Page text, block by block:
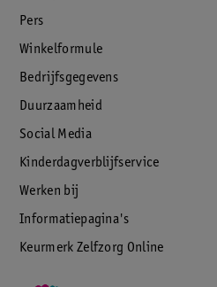
Pers
Winkelformule
Bedrijfsgegevens
Duurzaamheid
Social Media
Kinderdagverblijfservice
Werken bij
Informatiepagina's
Keurmerk Zelfzorg Online